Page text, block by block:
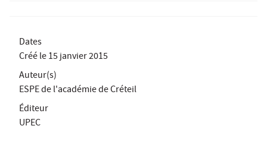
Dates
Créé le15 janvier 2015
Auteur(s)
ESPE de l'académie de Créteil
Éditeur
UPEC